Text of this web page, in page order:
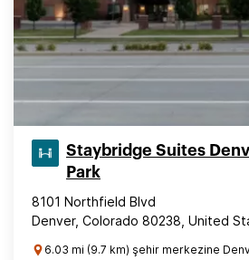
Staybridge Suites
Park
8101 Northfield Blvd
Denver, Colorado 80238, United
6.03 mi (9.7 km) şehir merkezine